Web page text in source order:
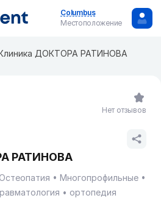
Columbus
Местоположение
ДОКТОРА РАТИНОВА
РАТИНОВА
Многопрофильные
ортопедия
Нет отзывов